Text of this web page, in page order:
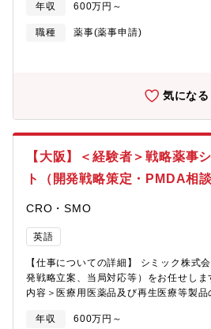
海外クライアントとの英語（主にメール
ン＜領域別＞１．低分子・バイオ医薬品
CMC関連文書の作成・CTD（CMCパー
成、申請後の一変・軽微・照会事項対
PMDA品質相談の対応資料作成、カルタ
調に伴う増員、および事業成長に向け
個々の業務量などを踏まえてプロジェ
【働き方】リモートワークを中心に、業
要件】＜共通＞・Wordのスタイルチェ
ンの理解・活用経験【求める人物像】・
行いたい方
年収 600万円～
職種
薬事(薬事申請)
気になる
【大阪】＜経験者＞戦略薬事
ト（開発戦略策定・PMDA相談
CRO・SMO
英語
【仕事についての詳細】 シミック株式
発戦略立案、当局対応等）をお任せし
内容＞医療用医薬品及び再生医療等製
プ分析）・日本における臨床データパッ
年収 600万円～